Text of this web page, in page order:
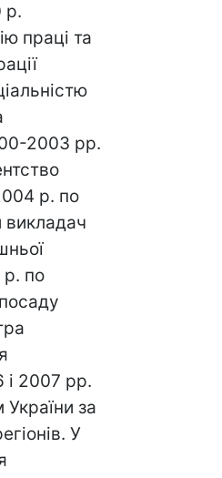
р.
праці та
2003 рр.
р. по
р. по
і 2007 рр.
за
У